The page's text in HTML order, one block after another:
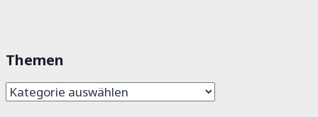
Themen
Themen